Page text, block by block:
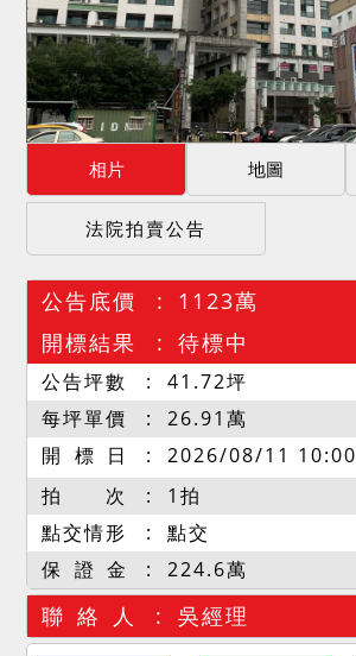
相片 地圖
法院拍賣公告
公告底價
1123萬
開標結果
待標中
公告坪數 41.72坪
每坪單價
26.91萬
開 標 日
2026/08/11 10:00
拍 次
1拍
點交情形
點交
保 證 金
224.6萬
聯 絡 人 吳經理